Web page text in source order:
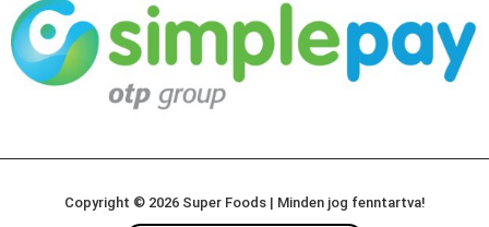
Copyright © 2026 Super Foods | Minden jog fenntartva!